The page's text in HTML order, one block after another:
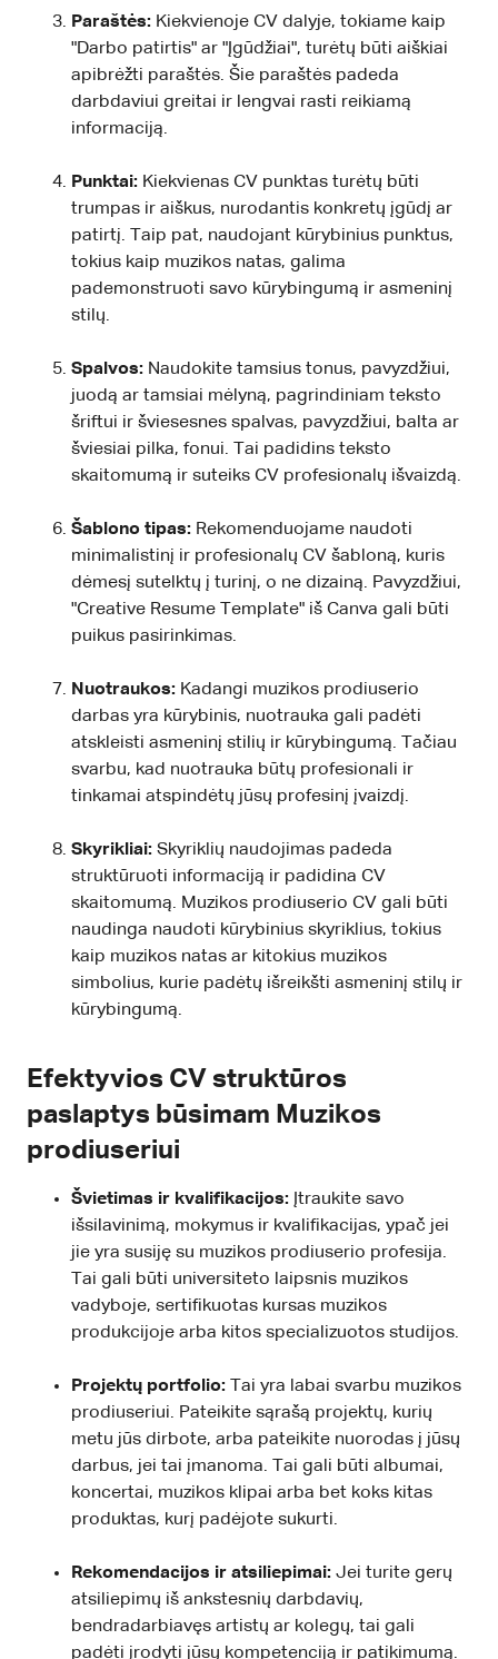
Paraštės: Kiekvienoje CV dalyje, tokiame kaip
"Darbo patirtis" ar "Įgūdžiai", turėtų būti aiškiai
apibrėžti paraštės. Šie paraštės padeda
darbdaviui greitai ir lengvai rasti reikiamą
informaciją.
Punktai: Kiekvienas CV punktas turėtų būti
trumpas ir aiškus, nurodantis konkretų įgūdį ar
patirtį. Taip pat, naudojant kūrybinius punktus,
tokius kaip muzikos natas, galima
pademonstruoti savo kūrybingumą ir asmeninį
stilų.
Spalvos: Naudokite tamsius tonus, pavyzdžiui,
juodą ar tamsiai mėlyną, pagrindiniam teksto
šriftui ir šviesesnes spalvas, pavyzdžiui, balta ar
šviesiai pilka, fonui. Tai padidins teksto
skaitomumą ir suteiks CV profesionalų išvaizdą.
Šablono tipas: Rekomenduojame naudoti
minimalistinį ir profesionalų CV šabloną, kuris
dėmesį sutelktų į turinį, o ne dizainą. Pavyzdžiui,
"Creative Resume Template" iš Canva gali būti
puikus pasirinkimas.
Nuotraukos: Kadangi muzikos prodiuserio
darbas yra kūrybinis, nuotrauka gali padėti
atskleisti asmeninį stilių ir kūrybingumą. Tačiau
svarbu, kad nuotrauka būtų profesionali ir
tinkamai atspindėtų jūsų profesinį įvaizdį.
Skyrikliai: Skyriklių naudojimas padeda
struktūruoti informaciją ir padidina CV
skaitomumą. Muzikos prodiuserio CV gali būti
naudinga naudoti kūrybinius skyriklius, tokius
kaip muzikos natas ar kitokius muzikos
simbolius, kurie padėtų išreikšti asmeninį stilų ir
kūrybingumą.
Efektyvios CV struktūros
paslaptys būsimam Muzikos
prodiuseriui
Švietimas ir kvalifikacijos: Įtraukite savo
išsilavinimą, mokymus ir kvalifikacijas, ypač jei
jie yra susiję su muzikos prodiuserio profesija.
Tai gali būti universiteto laipsnis muzikos
vadyboje, sertifikuotas kursas muzikos
produkcijoje arba kitos specializuotos studijos.
Projektų portfolio: Tai yra labai svarbu muzikos
prodiuseriui. Pateikite sąrašą projektų, kurių
metu jūs dirbote, arba pateikite nuorodas į jūsų
darbus, jei tai įmanoma. Tai gali būti albumai,
koncertai, muzikos klipai arba bet koks kitas
produktas, kurį padėjote sukurti.
Rekomendacijos ir atsiliepimai: Jei turite gerų
atsiliepimų iš ankstesnių darbdavių,
bendradarbiavęs artistų ar kolegų, tai gali
padėti įrodyti jūsų kompetenciją ir patikimumą.